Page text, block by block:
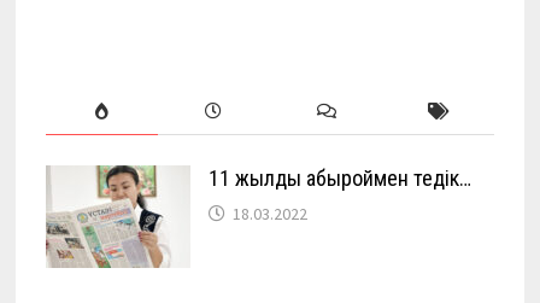
11 жылды абыроймен өтедік…
18.03.2022